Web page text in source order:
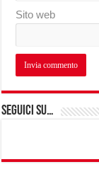
Sito web
Seguici su…